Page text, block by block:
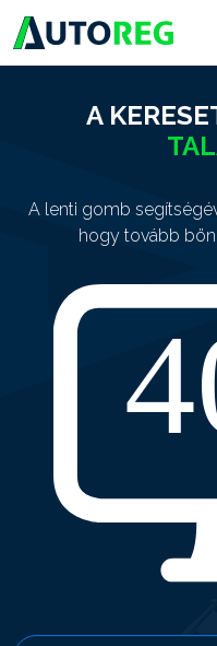
A
A lenti gomb
hogy tovább